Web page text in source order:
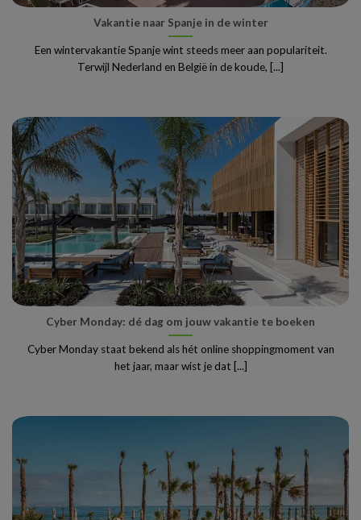
Vakantie naar Spanje in de winter
Een wintervakantie Spanje wint steeds meer aan populariteit.
Terwijl Nederland en België in de koude, [...]
Cyber Monday: dé dag om jouw vakantie te boeken
Cyber Monday staat bekend als hét online shoppingmoment van
het jaar, maar wist je dat [...]